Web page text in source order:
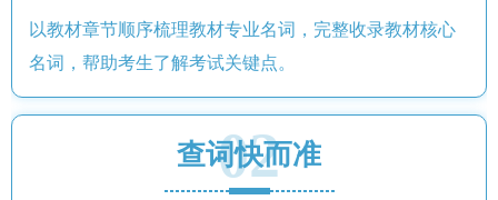
以教材章节顺序梳理教材专业名词，完整收录教材核心
名词，帮助考生了解考试关键点。
查词快而准
02